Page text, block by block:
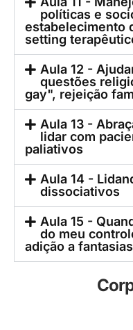
políticas e
estabelecimento
setting
Aula 12 -
questões
gay", rejeição
Aula 13 -
lidar com
paliativos
Aula 14 -
dissociativos
Aula 15 -
do meu
adição a fantasias